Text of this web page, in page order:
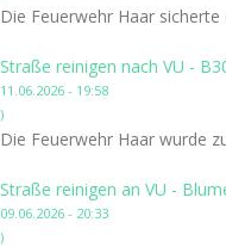
Die Feuerwehr Haar
Straße reinigen nach VU -
11.06.2026 - 19:58
)
Die Feuerwehr Haar wurde
Straße reinigen an VU -
09.06.2026 - 20:33
)